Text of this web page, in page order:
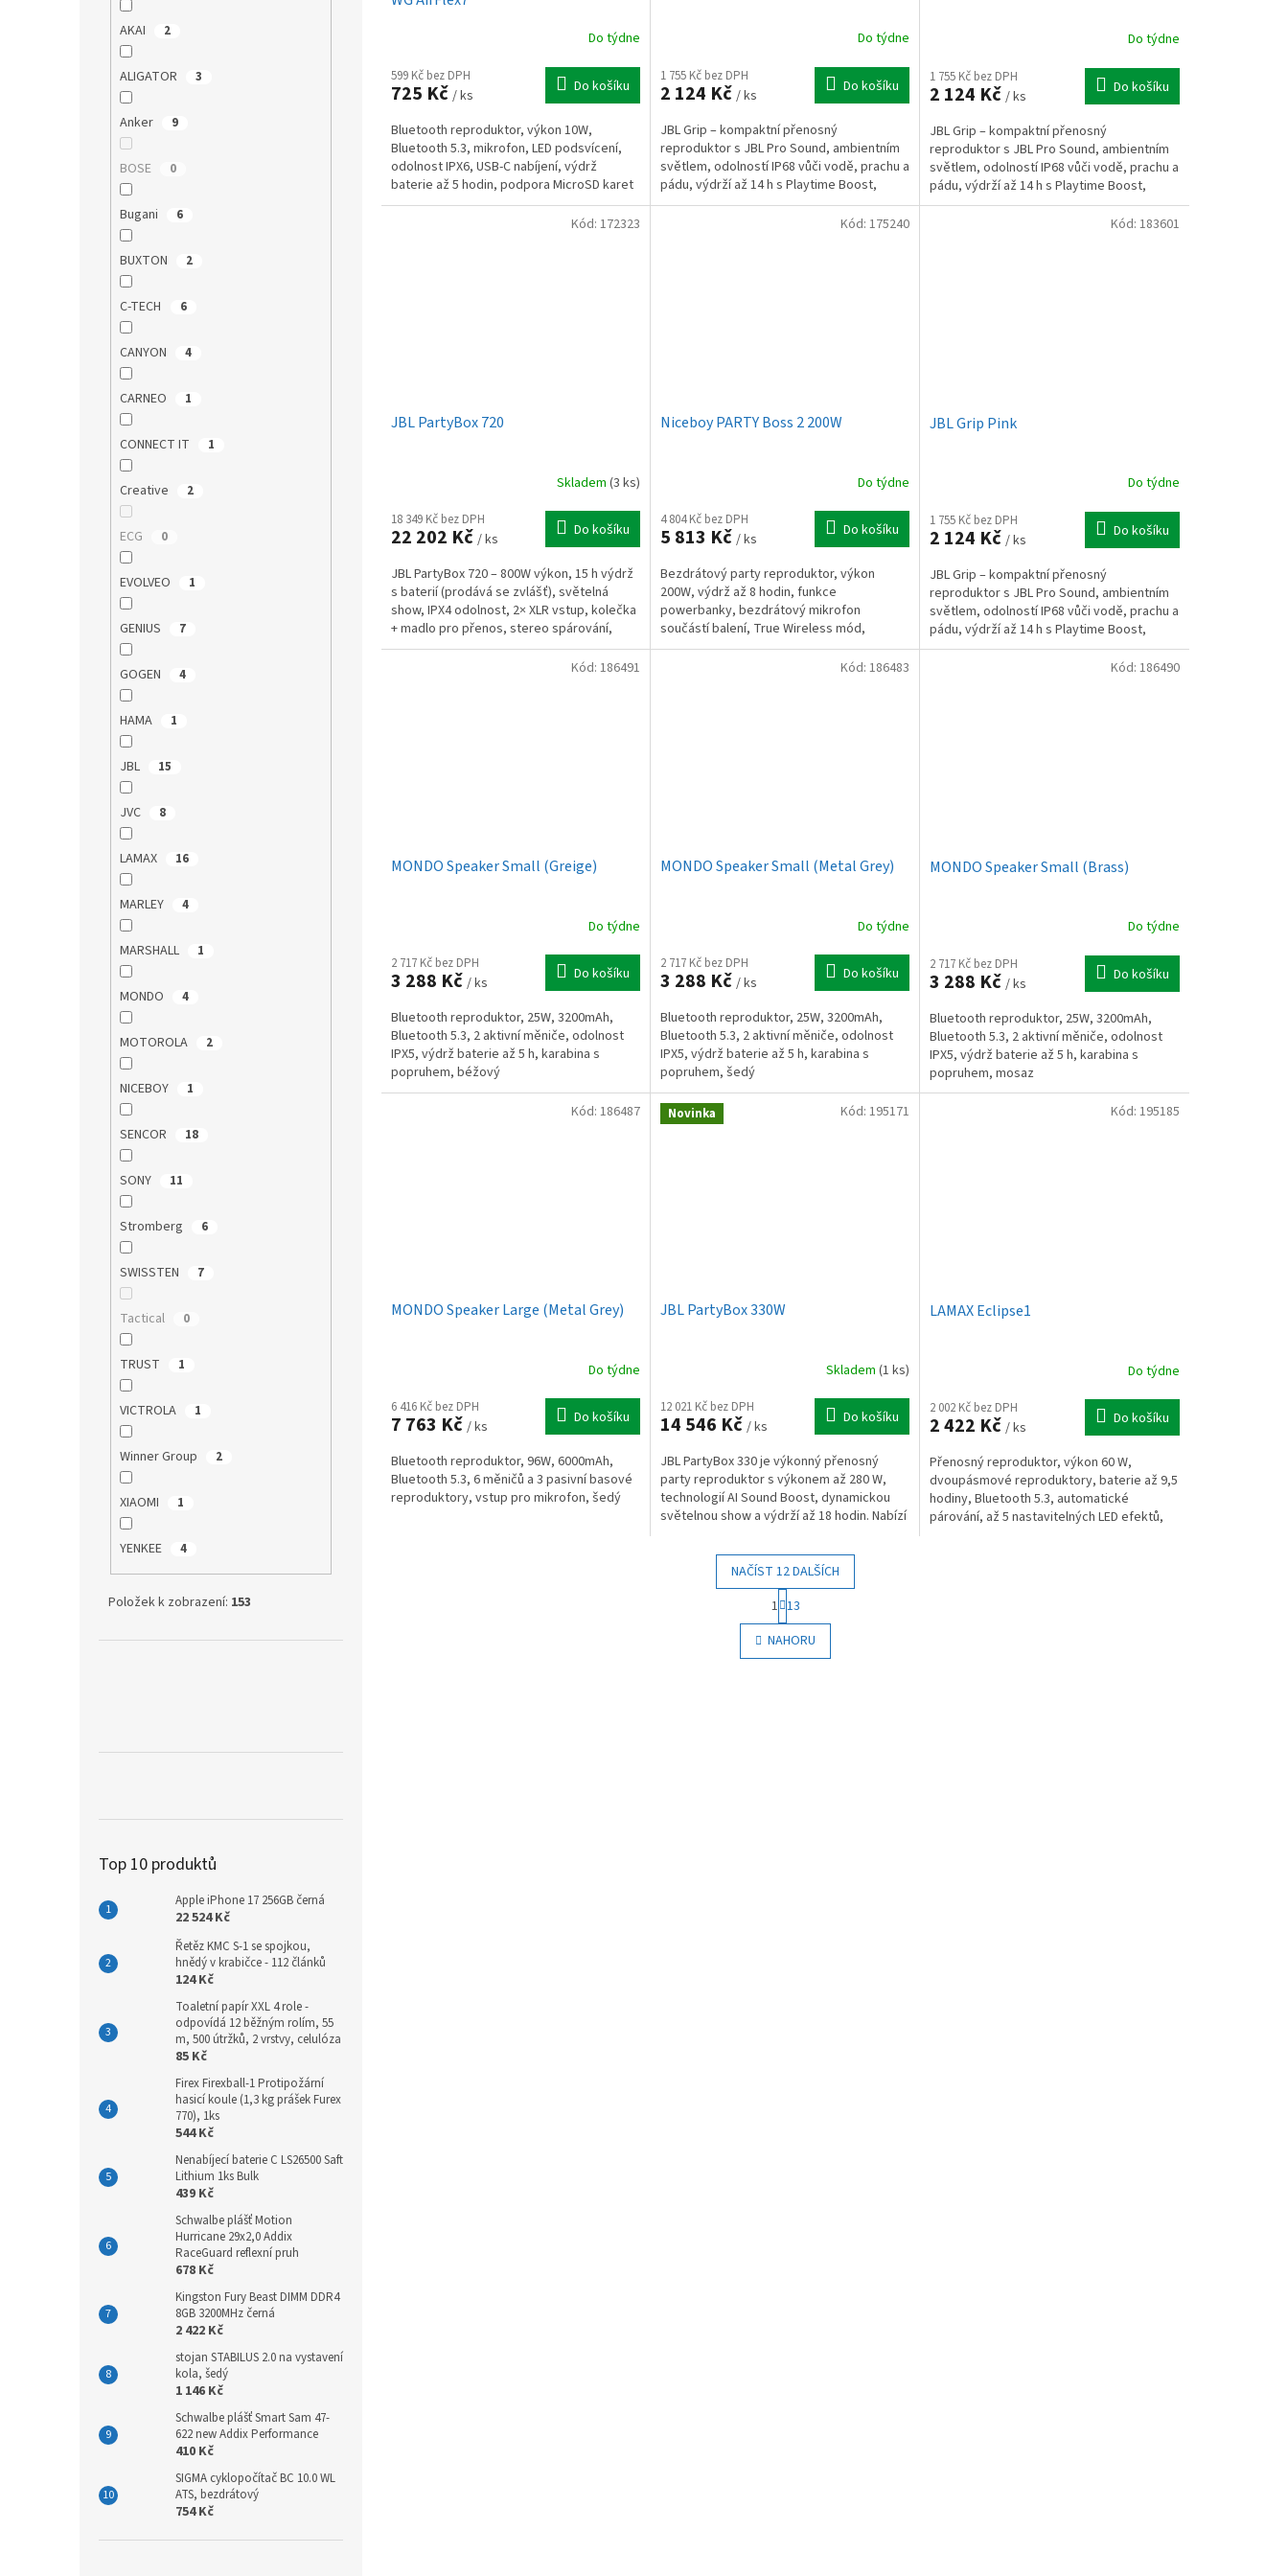
AKAI 2
ALIGATOR 3
Anker 9
BOSE 0
Bugani 6
BUXTON 2
C-TECH 6
CANYON 4
CARNEO 1
CONNECT IT 1
Creative 2
ECG 0
EVOLVEO 1
GENIUS 7
GOGEN 4
HAMA 1
JBL 15
JVC 8
LAMAX 16
MARLEY 4
MARSHALL 1
MONDO 4
MOTOROLA 2
NICEBOY 1
SENCOR 18
SONY 11
Stromberg 6
SWISSTEN 7
Tactical 0
TRUST 1
VICTROLA 1
Winner Group 2
XIAOMI 1
YENKEE 4
Položek k zobrazení: 153
Top 10 produktů
Apple iPhone 17 256GB černá
22 524 Kč
Řetěz KMC S-1 se spojkou,
hnědý v krabičce - 112 článků
124 Kč
Toaletní papír XXL 4 role -
odpovídá 12 běžným rolím, 55
m, 500 útržků, 2 vrstvy, celulóza
85 Kč
Firex Firexball-1 Protipožární
hasicí koule (1,3 kg prášek Furex
770), 1ks
544 Kč
Nenabíjecí baterie C LS26500 Saft
Lithium 1ks Bulk
439 Kč
Schwalbe plášť Motion
Hurricane 29x2,0 Addix
RaceGuard reflexní pruh
678 Kč
Kingston Fury Beast DIMM DDR4
8GB 3200MHz černá
2 422 Kč
stojan STABILUS 2.0 na vystavení
kola, šedý
1 146 Kč
Schwalbe plášť Smart Sam 47-
622 new Addix Performance
410 Kč
SIGMA cyklopočítač BC 10.0 WL
ATS, bezdrátový
754 Kč
Do týdne
599 Kč bez DPH
725 Kč / ks Do košíku
Bluetooth reproduktor, výkon 10W,
Bluetooth 5.3, mikrofon, LED podsvícení,
odolnost IPX6, USB-C nabíjení, výdrž
baterie až 5 hodin, podpora MicroSD karet
a USB, AUX vstup
Do týdne
1 755 Kč bez DPH
2 124 Kč / ks Do košíku
JBL Grip – kompaktní přenosný
reproduktor s JBL Pro Sound, ambientním
světlem, odolností IP68 vůči vodě, prachu a
pádu, výdrží až 14 h s Playtime Boost,
Auracast™ pro spojení...
Do týdne
1 755 Kč bez DPH
2 124 Kč / ks Do košíku
JBL Grip – kompaktní přenosný
reproduktor s JBL Pro Sound, ambientním
světlem, odolností IP68 vůči vodě, prachu a
pádu, výdrží až 14 h s Playtime Boost,
Auracast™ pro spojení...
JBL PartyBox 720
Skladem (3 ks)
18 349 Kč bez DPH
22 202 Kč / ks Do košíku
JBL PartyBox 720 – 800W výkon, 15 h výdrž
s baterií (prodává se zvlášť), světelná
show, IPX4 odolnost, 2× XLR vstup, kolečka
+ madlo pro přenos, stereo spárování,
Auracast™,...
Kód: 172323
Niceboy PARTY Boss 2 200W
Do týdne
4 804 Kč bez DPH
5 813 Kč / ks Do košíku
Bezdrátový party reproduktor, výkon
200W, výdrž až 8 hodin, funkce
powerbanky, bezdrátový mikrofon
součástí balení, True Wireless mód,
světelné podsvícení, Bluetooth, 3,5 mm +...
Kód: 175240
JBL Grip Pink
Do týdne
1 755 Kč bez DPH
2 124 Kč / ks Do košíku
JBL Grip – kompaktní přenosný
reproduktor s JBL Pro Sound, ambientním
světlem, odolností IP68 vůči vodě, prachu a
pádu, výdrží až 14 h s Playtime Boost,
Auracast™ pro spojení...
Kód: 183601
MONDO Speaker Small (Greige)
Do týdne
2 717 Kč bez DPH
3 288 Kč / ks Do košíku
Bluetooth reproduktor, 25W, 3200mAh,
Bluetooth 5.3, 2 aktivní měniče, odolnost
IPX5, výdrž baterie až 5 h, karabina s
popruhem, béžový
Kód: 186491
MONDO Speaker Small (Metal Grey)
Do týdne
2 717 Kč bez DPH
3 288 Kč / ks Do košíku
Bluetooth reproduktor, 25W, 3200mAh,
Bluetooth 5.3, 2 aktivní měniče, odolnost
IPX5, výdrž baterie až 5 h, karabina s
popruhem, šedý
Kód: 186483
MONDO Speaker Small (Brass)
Do týdne
2 717 Kč bez DPH
3 288 Kč / ks Do košíku
Bluetooth reproduktor, 25W, 3200mAh,
Bluetooth 5.3, 2 aktivní měniče, odolnost
IPX5, výdrž baterie až 5 h, karabina s
popruhem, mosaz
Kód: 186490
MONDO Speaker Large (Metal Grey)
Do týdne
6 416 Kč bez DPH
7 763 Kč / ks Do košíku
Bluetooth reproduktor, 96W, 6000mAh,
Bluetooth 5.3, 6 měničů a 3 pasivní basové
reproduktory, vstup pro mikrofon, šedý
Kód: 186487 Novinka
JBL PartyBox 330W
Skladem (1 ks)
12 021 Kč bez DPH
14 546 Kč / ks Do košíku
JBL PartyBox 330 je výkonný přenosný
party reproduktor s výkonem až 280 W,
technologií AI Sound Boost, dynamickou
světelnou show a výdrží až 18 hodin. Nabízí
Kód: 195171
LAMAX Eclipse1
Do týdne
2 002 Kč bez DPH
2 422 Kč / ks Do košíku
Přenosný reproduktor, výkon 60 W,
dvoupásmové reproduktory, baterie až 9,5
hodiny, Bluetooth 5.3, automatické
párování, až 5 nastavitelných LED efektů,
Kód: 195185
O
v
l
NAČÍST 12 DALŠÍCH
S
t
r
á
n
1 13
NAHORU